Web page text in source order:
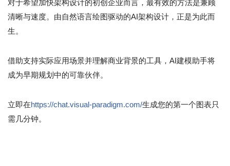
对于希望加快架构设计的初创企业而言，最有效的方法是兼顾
清晰与速度。由自然语言绘图驱动的AI架构设计，正是为此而
生。
借助支持实际应用场景并理解商业背景的工具，AI建模助手将
成为早期规划中的可靠伙伴。
立即在https://chat.visual-paradigm.com/生成您的第一个图表只
需几分钟。